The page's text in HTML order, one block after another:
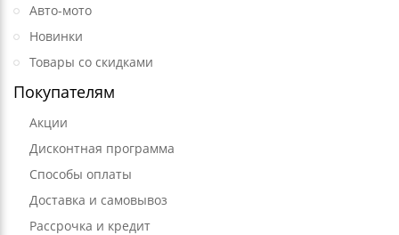
Авто-мото
Новинки
Товары со скидками
Покупателям
Акции
Дисконтная программа
Способы оплаты
Доставка и самовывоз
Рассрочка и кредит